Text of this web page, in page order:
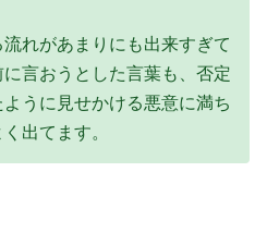
れがあまりにも出来すぎて
言おうとした言葉も、否定
うに見せかける悪意に満ち
出てます。